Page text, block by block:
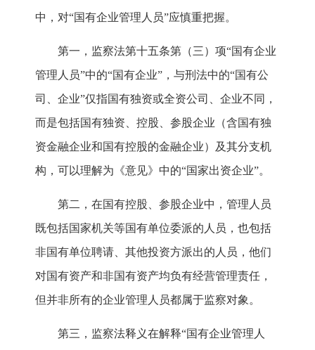
中，对“国有企业管理人员”应慎重把握。
第一，监察法第十五条第（三）项“国有企业
管理人员”中的“国有企业”，与刑法中的“国有公
司、企业”仅指国有独资或全资公司、企业不同，
而是包括国有独资、控股、参股企业（含国有独
资金融企业和国有控股的金融企业）及其分支机
构，可以理解为《意见》中的“国家出资企业”。
第二，在国有控股、参股企业中，管理人员
既包括国家机关等国有单位委派的人员，也包括
非国有单位聘请、其他投资方派出的人员，他们
对国有资产和非国有资产均负有经营管理责任，
但并非所有的企业管理人员都属于监察对象。
第三，监察法释义在解释“国有企业管理人